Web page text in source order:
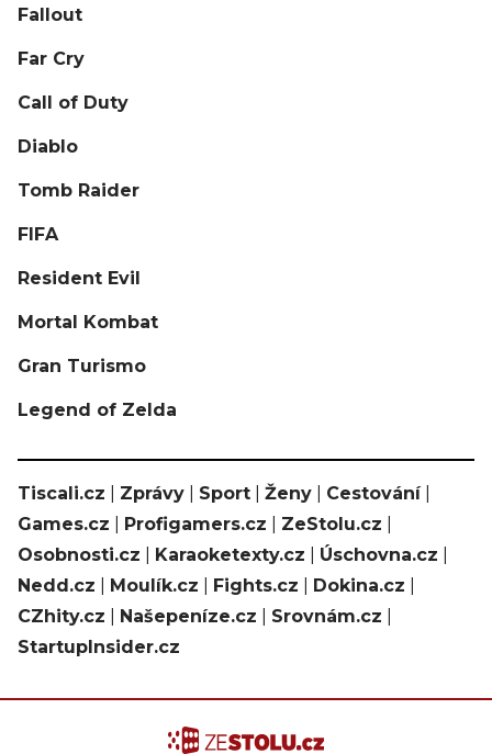
Fallout
Far Cry
Call of Duty
Diablo
Tomb Raider
FIFA
Resident Evil
Mortal Kombat
Gran Turismo
Legend of Zelda
Tiscali.cz Zprávy Sport Ženy Cestování|
Games.cz
Profigamers.cz ZeStolu.cz
Osobnosti.cz
Karaoketexty.cz Úschovna.cz
Nedd.cz
Moulík.cz Fights.cz Dokina.cz
CZhity.cz
Našepeníze.cz Srovnám.cz
StartupInsider.cz